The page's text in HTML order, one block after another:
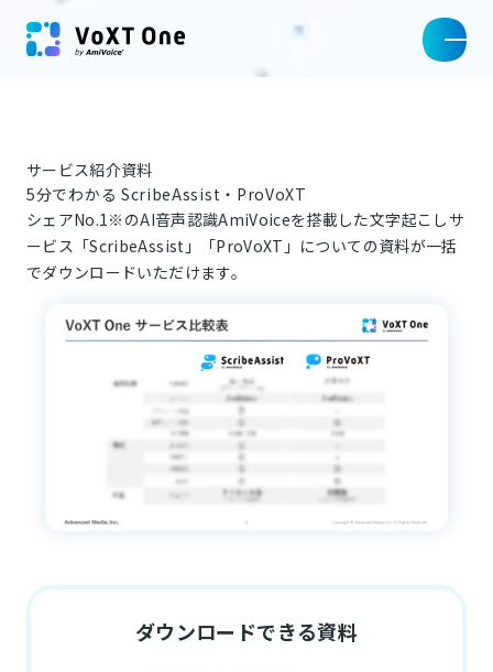
サービス紹介資料
5分でわかる ScribeAssist・ProVoXT
シェアNo.1※のAI音声認識AmiVoiceを搭載した文字起こしサ
ービス「ScribeAssist」「ProVoXT」についての資料が一括
でダウンロードいただけます。
ダウンロードできる資料